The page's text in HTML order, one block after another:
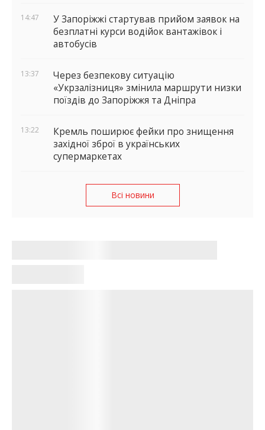
14:47
У Запоріжжі стартував прийом заявок на
безплатні курси водійок вантажівок і
автобусів
13:37
Через безпекову ситуацію
«Укрзалізниця» змінила маршрути низки
поїздів до Запоріжжя та Дніпра
13:22
Кремль поширює фейки про знищення
західної зброї в українських
супермаркетах
Всі новини